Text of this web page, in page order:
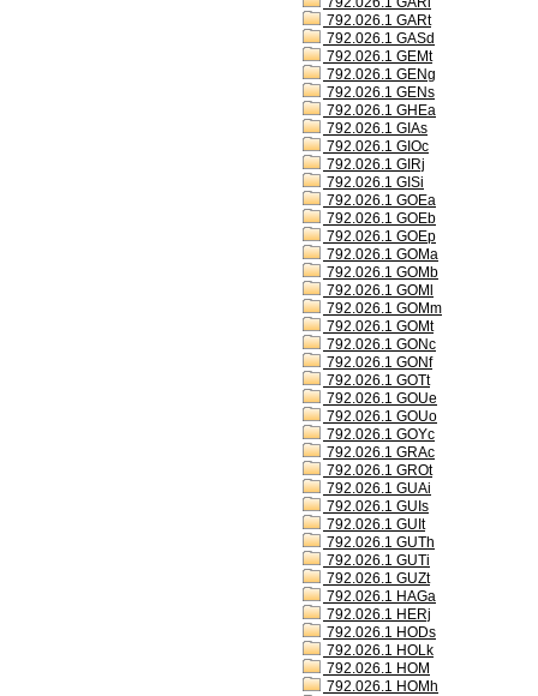
792.026.1 GARt
792.026.1 GASd
792.026.1 GEMt
792.026.1 GENg
792.026.1 GENs
792.026.1 GHEa
792.026.1 GIAs
792.026.1 GIOc
792.026.1 GIRj
792.026.1 GISi
792.026.1 GOEa
792.026.1 GOEb
792.026.1 GOEp
792.026.1 GOMa
792.026.1 GOMb
792.026.1 GOMl
792.026.1 GOMm
792.026.1 GOMt
792.026.1 GONc
792.026.1 GONf
792.026.1 GOTt
792.026.1 GOUe
792.026.1 GOUo
792.026.1 GOYc
792.026.1 GRAc
792.026.1 GROt
792.026.1 GUAi
792.026.1 GUIs
792.026.1 GUIt
792.026.1 GUTh
792.026.1 GUTi
792.026.1 GUZt
792.026.1 HAGa
792.026.1 HERj
792.026.1 HODs
792.026.1 HOLk
792.026.1 HOM
792.026.1 HOMh